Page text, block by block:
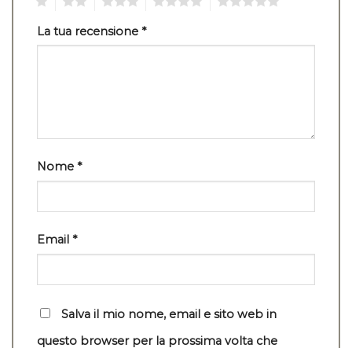
La tua recensione *
Nome *
Email *
Salva il mio nome, email e sito web in
questo browser per la prossima volta che